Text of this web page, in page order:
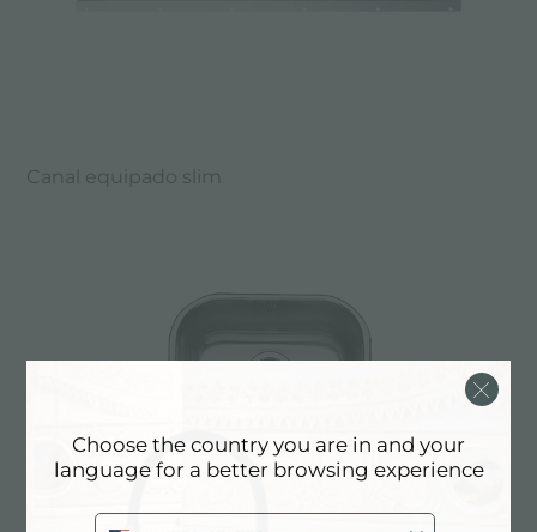
Canal equipado slim
Choose the country you are in and your
language for a better browsing experience